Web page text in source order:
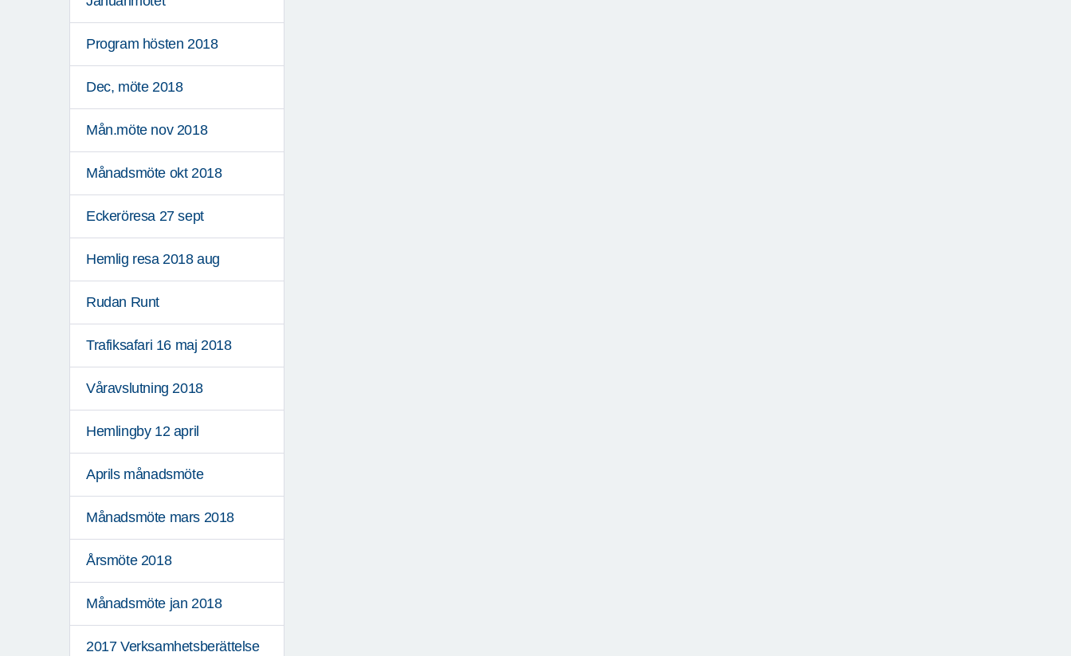
Program hösten 2018
Dec, möte 2018
Mån.möte nov 2018
Månadsmöte okt 2018
Eckeröresa 27 sept
Hemlig resa 2018 aug
Rudan Runt
Trafiksafari 16 maj 2018
Våravslutning 2018
Hemlingby 12 april
Aprils månadsmöte
Månadsmöte mars 2018
Årsmöte 2018
Månadsmöte jan 2018
2017 Verksamhetsberättelse